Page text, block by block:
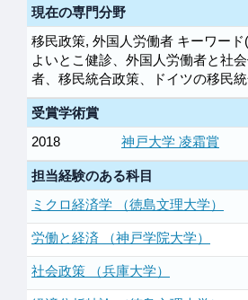
現在の専門分野
移民政策, 外国人労働者 キーワード
よいとこ健診、外国人労働者と社
者、移民統合政策、ドイツの移民
受賞学術賞
2018
神戸大学 凌霜賞
担当経験のある科目
ミクロ経済学 （徳島文理大学）
労働と経済 （神戸学院大学）
社会政策 （兵庫大学）